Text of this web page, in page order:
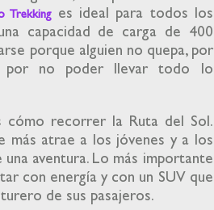
Trekking
es ideal para todos los
capacidad de carga de 400
porque alguien no quepa, por
por no poder llevar todo lo
cómo recorrer la Ruta del Sol.
más atrae a los jóvenes y a los
aventura. Lo más importante
con energía y con un SUV que
de sus pasajeros.